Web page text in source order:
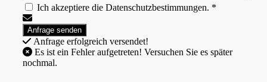
Ich akzeptiere die Datenschutzbestimmungen. *
Anfrage erfolgreich versendet!
nochmal.